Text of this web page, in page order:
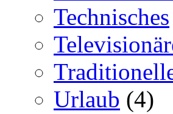
Technisches
Urlaub (4)